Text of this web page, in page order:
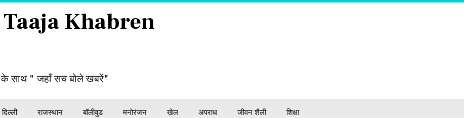
Khabren
साथ " जहाँ सच बोले खबरें"
दिल्ली राजस्थान बॉलीवुड मनोरंजन खेल अपराध जीवन शैली शिक्षा